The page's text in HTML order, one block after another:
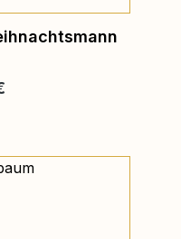
Preis: